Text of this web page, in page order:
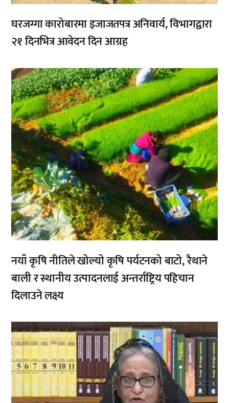
घरजग्गा कारोबारमा इजाजतपत्र अनिवार्य, विभागद्वारा
२१ दिनभित्र आवेदन दिन आग्रह
,
नयाँ कृषि नीतिले खोल्यो कृषि पर्यटनको बाटो, रैथाने
बाली र स्थानीय उत्पादनलाई अन्तर्राष्ट्रिय पहिचान
दिलाउने लक्ष्य
,,